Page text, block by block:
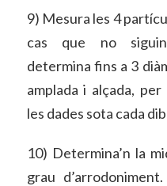
9) Mesura les 4
cas que no siguin
determina fins a 3
amplada i alçada,
les dades sota cada
10) Determina’n la
grau